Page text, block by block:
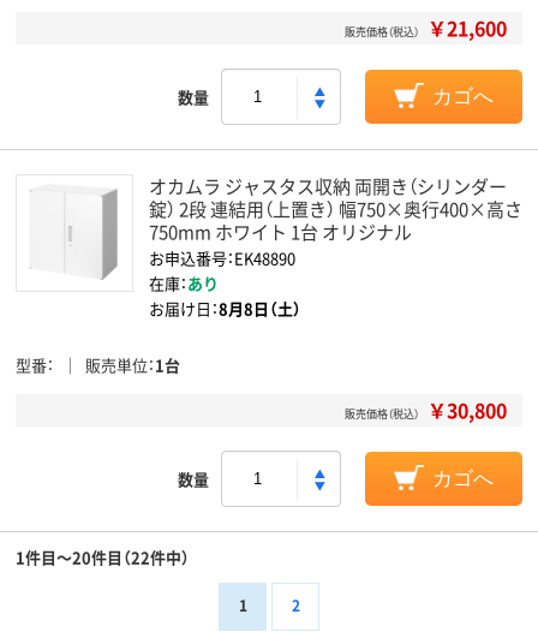
販売価格（税込） ￥21,600
数量 カゴへ
オカムラ ジャスタス収納 両開き（シリンダー
錠） 2段 連結用（上置き） 幅750×奥行400×高さ
750mm ホワイト 1台 オリジナル
お申込番号：EK48890
在庫：あり
お届け日：8月8日（土）
型番 販売単位 1台
販売価格（税込） ￥30,800
数量 カゴへ
1件目～20件目（22件中）
1 2